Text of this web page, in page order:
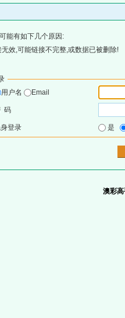
能有如下几个原因:
效,可能链接不完整,或数据已被删除!
用户名
Email
码
登录 是
澳彩